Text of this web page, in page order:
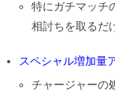
特にガチマッチ
相討ちを取るだ
スペシャル増加量
チャージャーの